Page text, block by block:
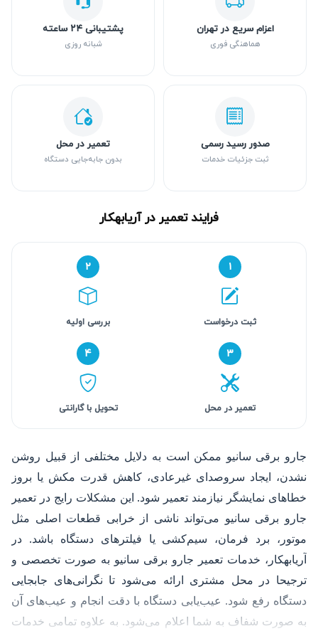
اعزام سریع در تهران
هماهنگی فوری
پشتیبانی ۲۴ ساعته
شبانه روزی
صدور رسید رسمی
ثبت جزئیات خدمات
تعمیر در محل
بدون جابه‌جایی دستگاه
فرایند تعمیر در آریابهکار
۱
ثبت درخواست
۲
بررسی اولیه
۳
تعمیر در محل
۴
تحویل با گارانتی
جارو برقی سانیو ممکن است به دلایل مختلفی از قبیل روشن
نشدن، ایجاد سروصدای غیرعادی، کاهش قدرت مکش یا بروز
خطاهای نمایشگر نیازمند تعمیر شود. این مشکلات رایج در تعمیر
جارو برقی سانیو می‌تواند ناشی از خرابی قطعات اصلی مثل
موتور، برد فرمان، سیم‌کشی یا فیلترهای دستگاه باشد. در
آریابهکار، خدمات تعمیر جارو برقی سانیو به صورت تخصصی و
ترجیحا در محل مشتری ارائه می‌شود تا نگرانی‌های جابجایی
دستگاه رفع شود. عیب‌یابی دستگاه با دقت انجام و عیب‌های آن
به صورت شفاف به شما اعلام می‌شود. به علاوه تمامی خدمات